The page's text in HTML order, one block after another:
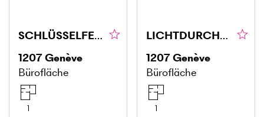
SCHLÜSSELFERTIGER GESCHÄFTSRAUM (2)
1207Genève
Bürofläche
1
LICHTDURCHFLUTETE FLÄCHE IN EAUX-VIVES (1)
1207Genève
Bürofläche
1